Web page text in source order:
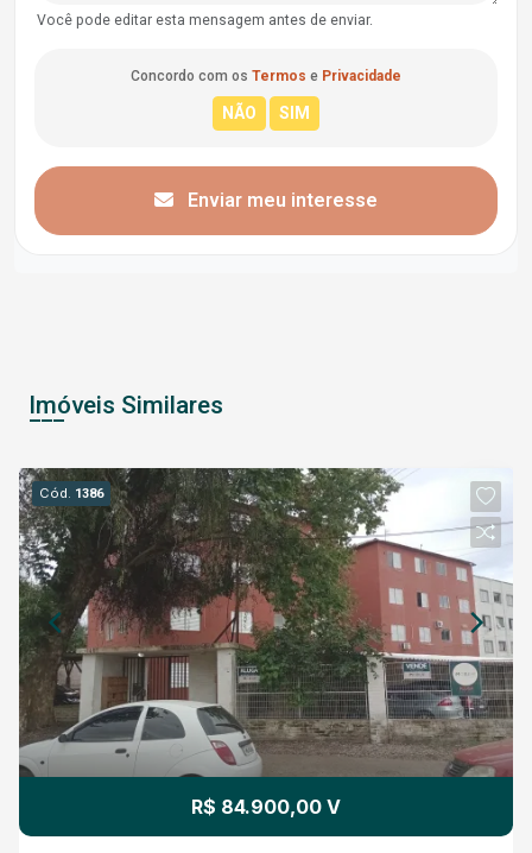
Você pode editar esta mensagem antes de enviar.
Concordo com os Termos e Privacidade
Enviar meu interesse
Imóveis Similares
Cód. 1386
R$ 84.900,00 V